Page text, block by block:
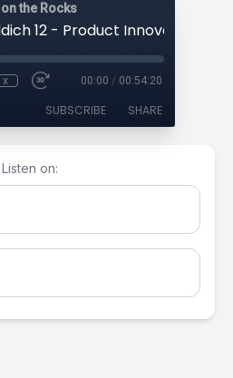
the Rocks
00:00 / 00:54:20
SUBSCRIBE SHARE
Listen on: